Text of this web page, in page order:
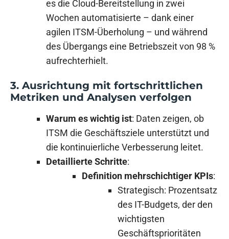
es die Cloud-Bereitstellung in zwei
Wochen automatisierte – dank einer
agilen ITSM-Überholung – und während
des Übergangs eine Betriebszeit von 98 %
aufrechterhielt.
3. Ausrichtung mit fortschrittlichen
Metriken und Analysen verfolgen
Warum es wichtig ist: Daten zeigen, ob
ITSM die Geschäftsziele unterstützt und
die kontinuierliche Verbesserung leitet.
Detaillierte Schritte:
Definition mehrschichtiger KPIs:
Strategisch: Prozentsatz
des IT-Budgets, der den
wichtigsten
Geschäftsprioritäten